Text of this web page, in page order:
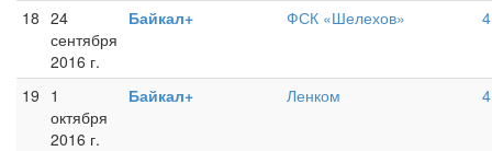
18 24
сентября
2016 г.
Байкал+ ФСК «Шелехов»
19 1
октября
2016 г.
Байкал+ Ленком